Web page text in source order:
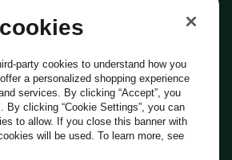
CookiePreferenze Cookie
e CondizioniCodice Etico
- indirizzo DPO: dpo@everli.com
party cookies to understand how you
a personalized shopping experience
services. By clicking “Accept”, you
By clicking “Cookie Settings”, you can
to allow. If you close this banner with
will be used. To learn more, see